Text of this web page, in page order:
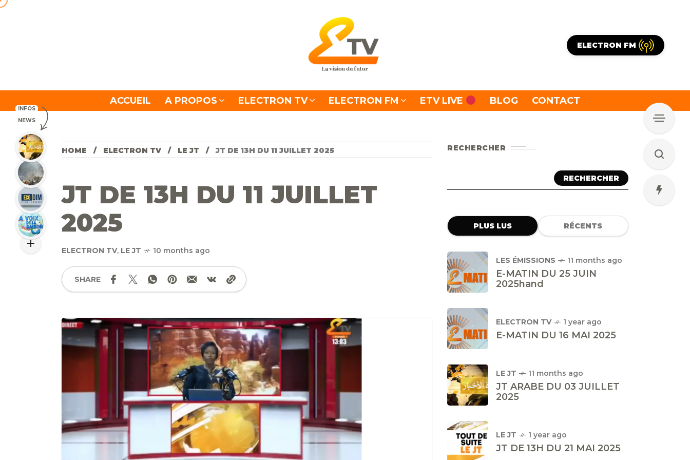
ELECTRON FM
ACCUEIL A PROPOS ELECTRON TV ELECTRON FM ETV LIVE BLOG CONTACT
HOME ELECTRON TV LE JT JT DE 13H DU 11 JUILLET 2025
JT DE 13H DU 11 JUILLET
2025
ELECTRON TV, LE JT 10 months ago
SHARE
RECHERCHER
RECHERCHER
PLUS LUS RÉCENTS
LES ÉMISSIONS 11 months ago
E-MATIN DU 25 JUIN
2025hand
ELECTRON TV 1 year ago
E-MATIN DU 16 MAI 2025
LE JT 11 months ago
JT ARABE DU 03 JUILLET
2025
LE JT 1 year ago
JT DE 13H DU 21 MAI 2025
INFOS
NEWS